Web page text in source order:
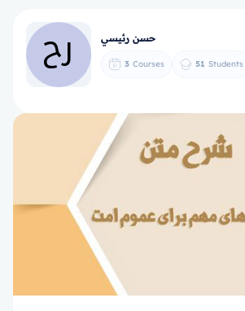
حسن رئيسي
3 Courses 51 Students